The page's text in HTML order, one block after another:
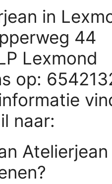
in
44
Lexmond
op:
naar: